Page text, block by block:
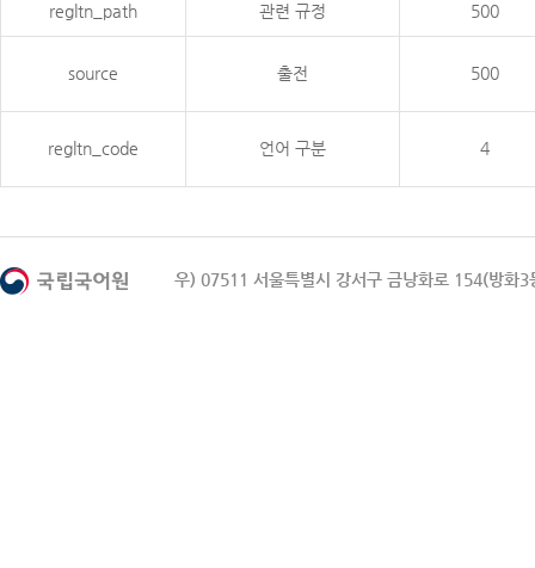
regltn_path 관련 규정 500
source 출전 500
regltn_code 언어 구분 4
우) 07511 서울특별시 강서구 금낭화로 154(방화3